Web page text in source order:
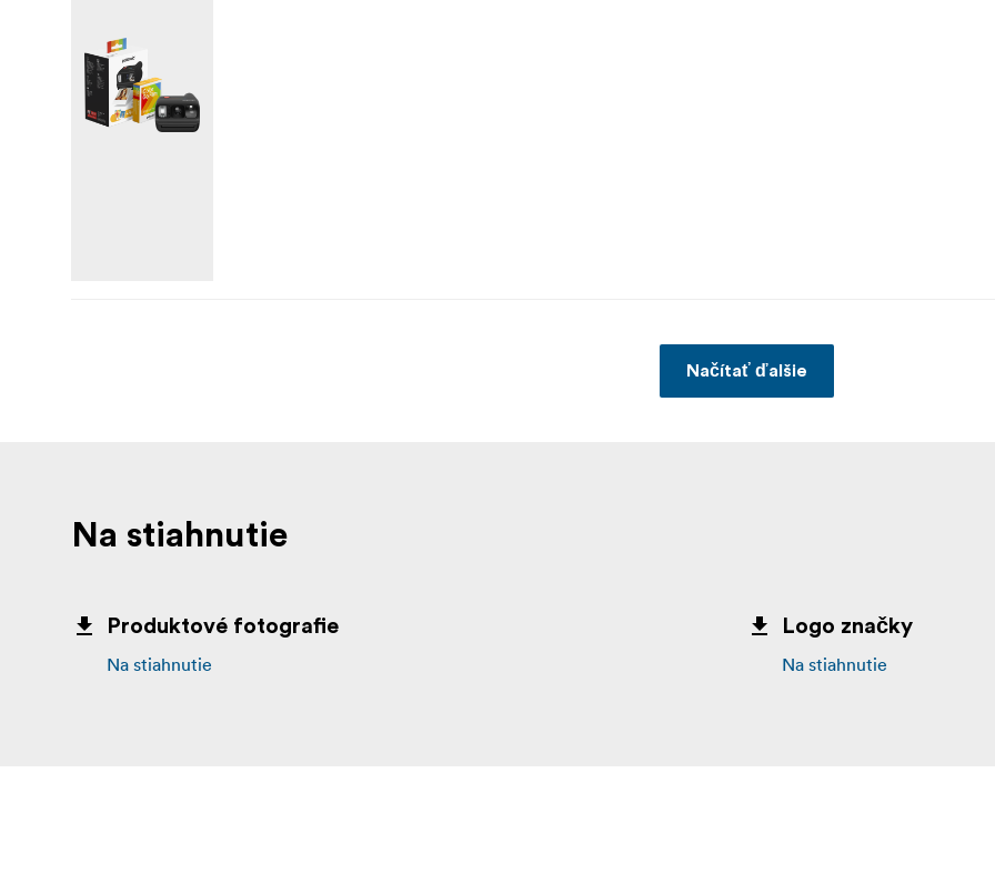
Načítať ďalšie
Na stiahnutie
Produktové fotografie
Na stiahnutie
Logo značky
Na stiahnutie